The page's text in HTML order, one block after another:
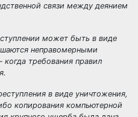
связи между деянием
может быть в виде
неправомерными
требования правил
в виде уничтожения,
копирования компьютерной